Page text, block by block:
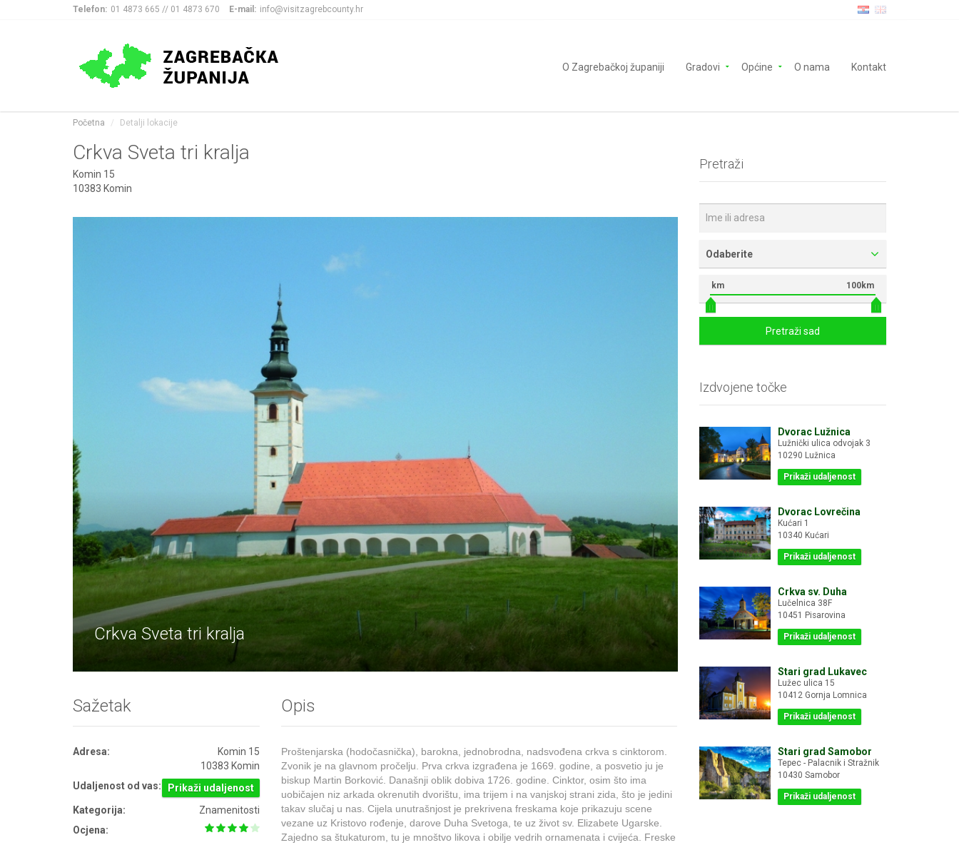
Telefon: 01 4873 665 // 01 4873 670 E-mail: info@visitzagrebcounty.hr
O Zagrebačkoj županiji Gradovi Općine O nama Kontakt
Početna Detalji lokacije
Crkva Sveta tri kralja
Komin 15
10383 Komin
Crkva Sveta tri kralja
Sažetak
Adresa:
Komin 15
10383 Komin
Udaljenost od vas:
Prikaži udaljenost
Kategorija:
Znamenitosti
Ocjena:
Opis
Proštenjarska (hodočasnička), barokna, jednobrodna, nadsvođena crkva s cinktorom.
Zvonik je na glavnom pročelju. Prva crkva izgrađena je 1669. godine,a posvetio ju je
biskup Martin Borković. Današnji oblik dobiva 1726. godine. Cinktor, osim što ima
uobičajen niz arkada okrenutih dvorištu, ima trijem i na vanjskoj strani zida, što je jedini
takav slučaj u nas. Cijela unutrašnjost je prekrivena freskama koje prikazuju scene
vezane uz Kristovo rođenje, darove Duha Svetoga, te uz život sv. Elizabete Ugarske.
Zajedno sa štukaturom, tu je mnoštvo likova i obilje vedrih ornamenata i cvijeća. Freske
Pretraži
Odaberite
km 100km
Pretraži sad
Izdvojene točke
Dvorac Lužnica
Lužnički ulica odvojak 3
10290 Lužnica
Prikaži udaljenost
Dvorac Lovrečina
Kućari 1
10340 Kućari
Prikaži udaljenost
Crkva sv. Duha
Lučelnica 38F
10451 Pisarovina
Prikaži udaljenost
Stari grad Lukavec
Lužec ulica 15
10412 Gornja Lomnica
Prikaži udaljenost
Stari grad Samobor
Tepec - Palacnik i Stražnik
10430 Samobor
Prikaži udaljenost